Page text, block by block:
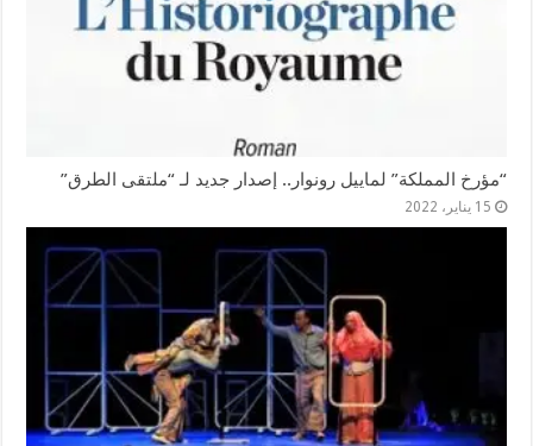
“مؤرخ المملكة” لماييل رونوار.. إصدار جديد لـ “ملتقى الطرق”
15 يناير، 2022